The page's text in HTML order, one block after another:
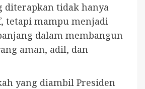
diterapkan tidak hanya
tetapi mampu menjadi
dalam membangun
aman, adil, dan
yang diambil Presiden